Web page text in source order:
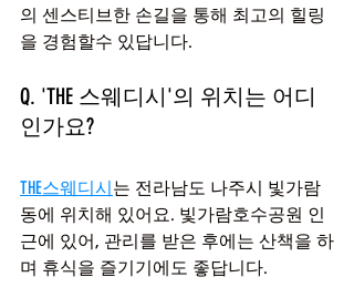
의 센스티브한 손길을 통해 최고의 힐링
을 경험할수 있답니다.
Q. 'THE 스웨디시'의 위치는 어디
인가요?
THE스웨디시는 전라남도 나주시 빛가람
동에 위치해 있어요. 빛가람호수공원 인
근에 있어, 관리를 받은 후에는 산책을 하
며 휴식을 즐기기에도 좋답니다.